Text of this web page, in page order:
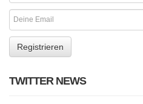
TWITTER NEWS